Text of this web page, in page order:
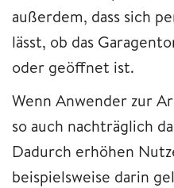
außerdem, dass sich
lässt, ob das
oder geöffnet ist.
Wenn Anwender zur
so auch nachträglich
Dadurch erhöhen
beispielsweise darin